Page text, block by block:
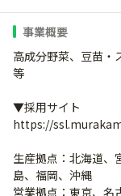
事業概要
高成分野菜、豆苗・
等
▼採用サイト
https://
生産拠点：北海道、
島、福岡、沖縄
営業拠点：東京、名